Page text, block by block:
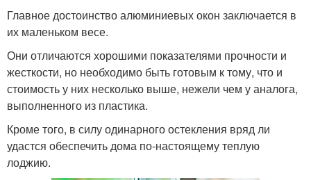
Главное достоинство алюминиевых окон заключается в
их маленьком весе.
Они отличаются хорошими показателями прочности и
жесткости, но необходимо быть готовым к тому, что и
стоимость у них несколько выше, нежели чем у аналога,
выполненного из пластика.
Кроме того, в силу одинарного остекления вряд ли
удастся обеспечить дома по-настоящему теплую
лоджию.